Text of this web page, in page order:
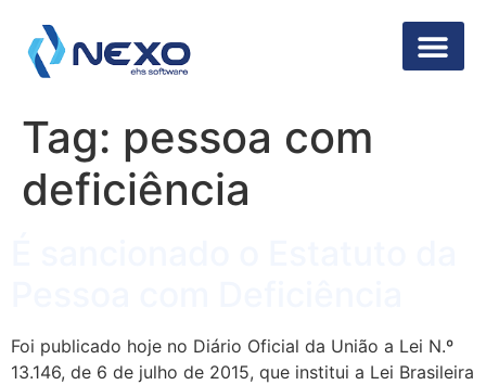
Tag: pessoa com
deficiência
Foi publicado hoje no Diário Oficial da União a Lei N.º
13.146, de 6 de julho de 2015, que institui a Lei Brasileira